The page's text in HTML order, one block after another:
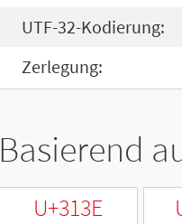
UTF-32-Kodierung:
Zerlegung:
Basierend
U+313E